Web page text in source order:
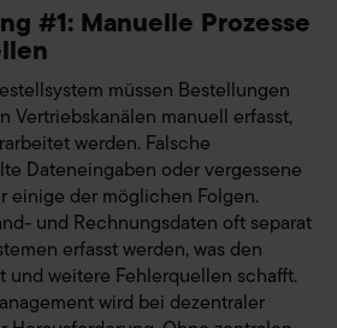
#1: Manuelle Prozesse
müssen Bestellungen
Vertriebskanälen manuell erfasst,
werden. Falsche
Dateneingaben oder vergessene
einige der möglichen Folgen.
und Rechnungsdaten oft separat
erfasst werden, was den
und weitere Fehlerquellen schafft.
wird bei dezentraler